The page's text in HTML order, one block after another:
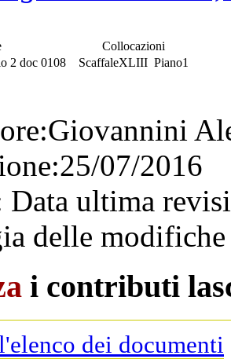
2 doc 0108
Collocazioni
ScaffaleXLIII Piano1
Giovannini
25/07/2016
Data ultima
delle
i contributi
dei documenti